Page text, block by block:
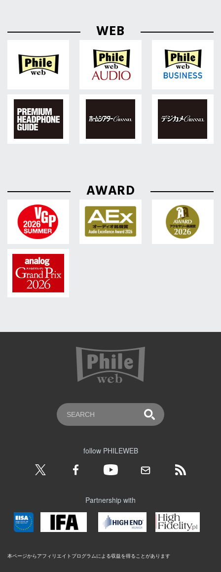
WEB
AWARD
follow PHILEWEB
Partnership with
本ページからアフィリエイトプログラムによる収益を得ることがあります